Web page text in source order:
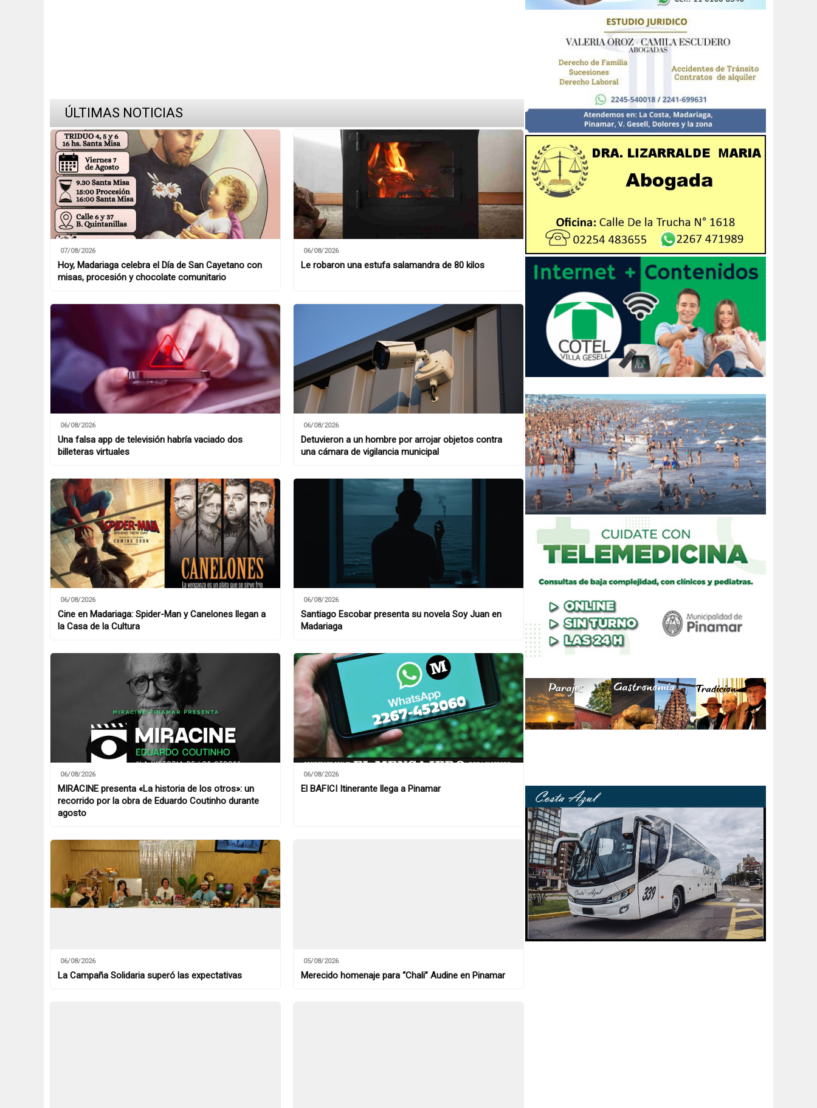
ÚLTIMAS NOTICIAS
07/08/2026
Hoy, Madariaga celebra el Día de San Cayetano con
misas, procesión y chocolate comunitario
06/08/2026
Le robaron una estufa salamandra de 80 kilos
06/08/2026
Una falsa app de televisión habría vaciado dos
billeteras virtuales
06/08/2026
Detuvieron a un hombre por arrojar objetos contra
una cámara de vigilancia municipal
06/08/2026
Cine en Madariaga: Spider-Man y Canelones llegan a
la Casa de la Cultura
06/08/2026
Santiago Escobar presenta su novela Soy Juan en
Madariaga
06/08/2026
MIRACINE presenta «La historia de los otros»: un
recorrido por la obra de Eduardo Coutinho durante
agosto
06/08/2026
El BAFICI Itinerante llega a Pinamar
06/08/2026
La Campaña Solidaria superó las expectativas
05/08/2026
Merecido homenaje para “Chali” Audine en Pinamar